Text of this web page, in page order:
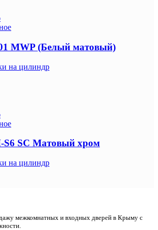
MWP (Белый матовый)
на цилиндр
SC Матовый хром
на цилиндр
межкомнатных и входных дверей в Крыму с